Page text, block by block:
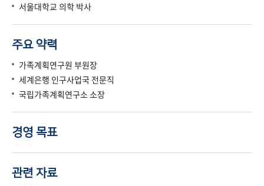
서울대학교 의학 박사
주요 약력
가족계획연구원 부원장
세계은행 인구사업국 전문직
국립가족계획연구소 소장
경영 목표
관련 자료